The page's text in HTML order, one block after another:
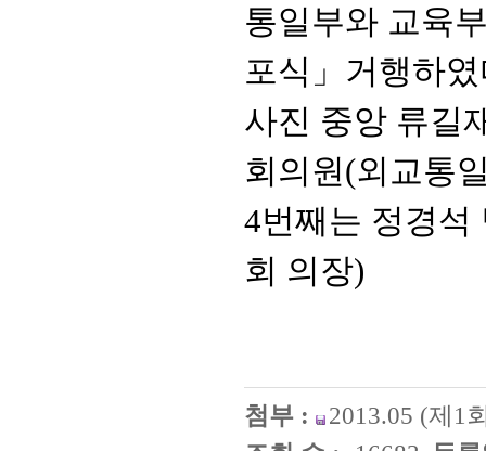
통일부와 교육
포식 」 거행하
사진 중앙 류길
회의원(외교 통
4번째는 정경석
회 의장)
첨부 :
2013.05 (제1